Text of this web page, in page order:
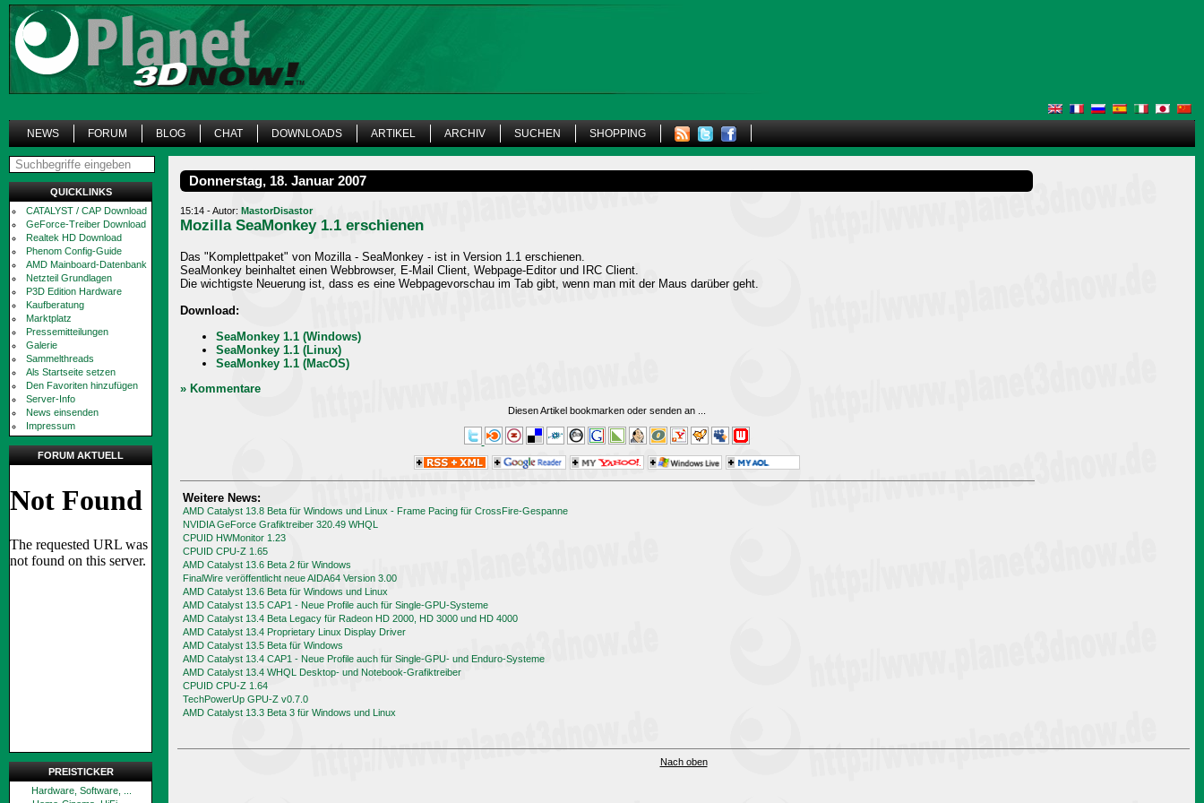
NEWS FORUM BLOG CHAT DOWNLOADS ARTIKEL ARCHIV SUCHEN SHOPPING
QUICKLINKS
CATALYST / CAP Download
GeForce-Treiber Download
Realtek HD Download
Phenom Config-Guide
AMD Mainboard-Datenbank
Netzteil Grundlagen
P3D Edition Hardware
Kaufberatung
Marktplatz
Pressemitteilungen
Galerie
Sammelthreads
Als Startseite setzen
Den Favoriten hinzufügen
Server-Info
News einsenden
Impressum
FORUM AKTUELL
PREISTICKER
Hardware, Software, ...
Donnerstag, 18. Januar 2007
15:14 - Autor: MastorDisastor
Mozilla SeaMonkey 1.1 erschienen
Das "Komplettpaket" von Mozilla - SeaMonkey - ist in Version 1.1 erschienen.
SeaMonkey beinhaltet einen Webbrowser, E-Mail Client, Webpage-Editor und IRC Client.
Die wichtigste Neuerung ist, dass es eine Webpagevorschau im Tab gibt, wenn man mit der Maus darüber geht.
Download:
SeaMonkey 1.1 (Windows)
SeaMonkey 1.1 (Linux)
SeaMonkey 1.1 (MacOS)
» Kommentare
Diesen Artikel bookmarken oder senden an
Weitere News:
AMD Catalyst 13.8 Beta für Windows und Linux - Frame Pacing für CrossFire-Gespanne
NVIDIA GeForce Grafiktreiber 320.49 WHQL
CPUID HWMonitor 1.23
CPUID CPU-Z 1.65
AMD Catalyst 13.6 Beta 2 für Windows
FinalWire veröffentlicht neue AIDA64 Version 3.00
AMD Catalyst 13.6 Beta für Windows und Linux
AMD Catalyst 13.5 CAP1 - Neue Profile auch für Single-GPU-Systeme
AMD Catalyst 13.4 Beta Legacy für Radeon HD 2000, HD 3000 und HD 4000
AMD Catalyst 13.4 Proprietary Linux Display Driver
AMD Catalyst 13.5 Beta für Windows
AMD Catalyst 13.4 CAP1 - Neue Profile auch für Single-GPU- und Enduro-Systeme
AMD Catalyst 13.4 WHQL Desktop- und Notebook-Grafiktreiber
CPUID CPU-Z 1.64
TechPowerUp GPU-Z v0.7.0
AMD Catalyst 13.3 Beta 3 für Windows und Linux
Nach oben